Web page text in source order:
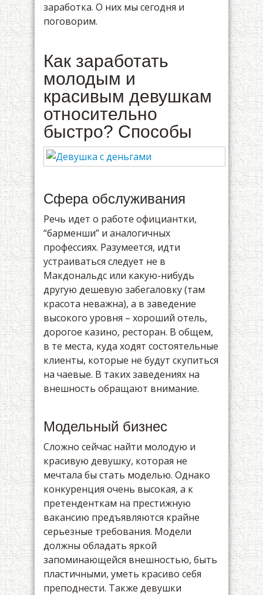
заработка. О них мы сегодня и
поговорим.
Как заработать
молодым и
красивым девушкам
относительно
быстро? Способы
Сфера обслуживания
Речь идет о работе официантки,
“барменши” и аналогичных
профессиях. Разумеется, идти
устраиваться следует не в
Макдональдс или какую-нибудь
другую дешевую забегаловку (там
красота неважна), а в заведение
высокого уровня – хороший отель,
дорогое казино, ресторан. В общем,
в те места, куда ходят состоятельные
клиенты, которые не будут скупиться
на чаевые. В таких заведениях на
внешность обращают внимание.
Модельный бизнес
Сложно сейчас найти молодую и
красивую девушку, которая не
мечтала бы стать моделью. Однако
конкуренция очень высокая, а к
претенденткам на престижную
вакансию предъявляются крайне
серьезные требования. Модели
должны обладать яркой
запоминающейся внешностью, быть
пластичными, уметь красиво себя
преподнести. Также девушки